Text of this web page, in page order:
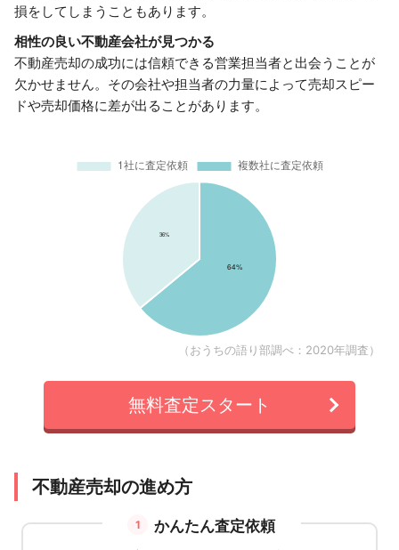
損をしてしまうこともあります。
相性の良い不動産会社が見つかる
不動産売却の成功には信頼できる営業担当者と出会うことが
欠かせません。その会社や担当者の力量によって売却スピー
ドや売却価格に差が出ることがあります。
（おうちの語り部調べ：2020年調査）
無料査定スタート
不動産売却の進め方
1
かんたん査定依頼